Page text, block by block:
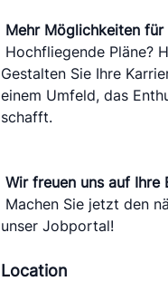
Mehr Möglichkeiten
Hochfliegende Pläne?
Gestalten Sie Ihre
einem Umfeld, das
schafft.
Wir freuen uns auf Ihre
unser Jobportal!
Location